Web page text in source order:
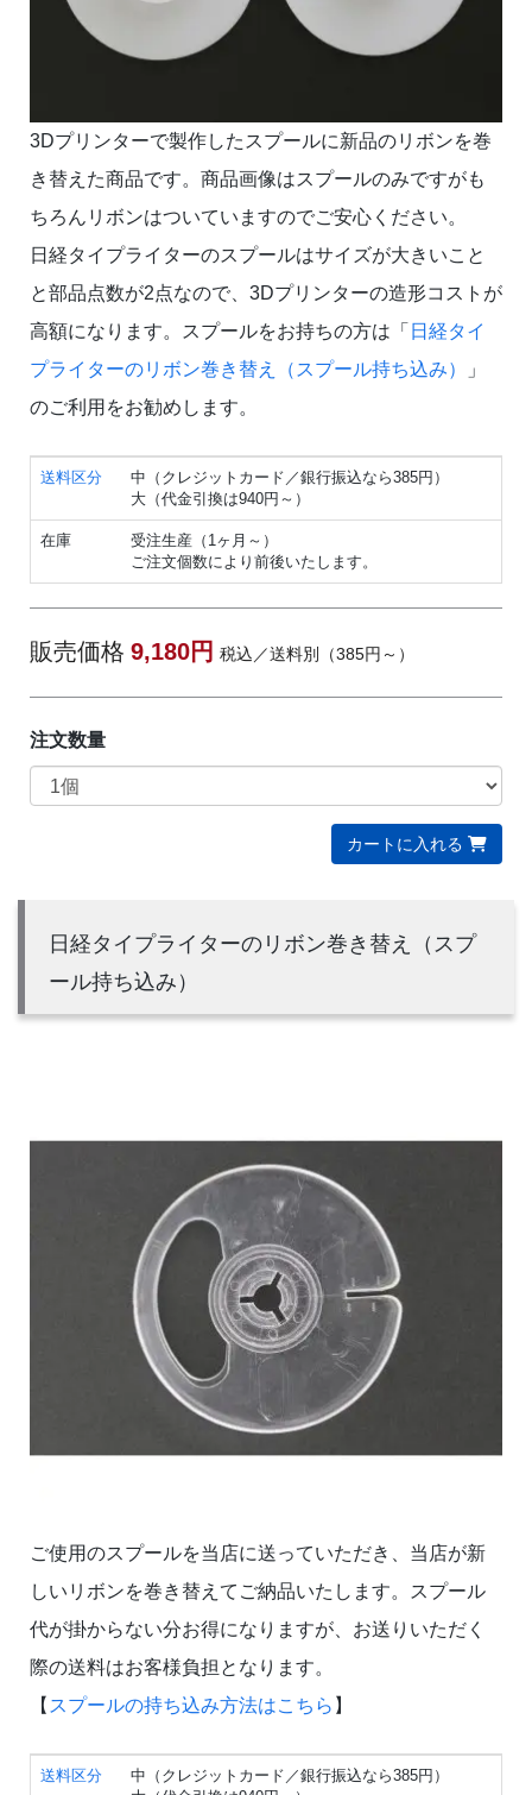
3Dプリンターで製作したスプールに新品のリボンを巻
き替えた商品です。商品画像はスプールのみですがも
ちろんリボンはついていますのでご安心ください。
日経タイプライターのスプールはサイズが大きいこと
と部品点数が2点なので、3Dプリンターの造形コストが
高額になります。スプールをお持ちの方は「 日経タイ
プライターのリボン巻き替え（スプール持ち込み）
」
のご利用をお勧めします。
送料区分
中（クレジットカード／銀行振込なら385円）
大（代金引換は940円～）
在庫
受注生産（1ヶ月～）
ご注文個数により前後いたします。
販売価格 9,180円 税込／送料別（385円～）
注文数量
カートに入れる
日経タイプライターのリボン巻き替え（スプ
ール持ち込み）
ご使用のスプールを当店に送っていただき、当店が新
しいリボンを巻き替えてご納品いたします。スプール
代が掛からない分お得になりますが、お送りいただく
際の送料はお客様負担となります。
【 スプールの持ち込み方法はこちら 】
送料区分
中（クレジットカード／銀行振込なら385円）